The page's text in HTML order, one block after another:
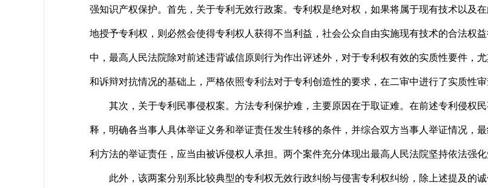
强知识产权保护。首先，关于专利无效行政案。专利权是绝对权，如果将属于现有技术以及
地授予专利权，则必然会使得专利权人获得不当利益，社会公众自由实施现有技术的合法权
中，最高人民法院除对前述违背诚信原则行为作出评述外，对于专利权有效的实质性要件，
和诉辩对抗情况的基础上，严格依照专利法对于专利创造性的要求，在二审中进行了实质性审
其次，关于专利民事侵权案。方法专利保护难，主要原因在于取证难。在前述专利侵权
释，明确各当事人具体举证义务和举证责任发生转移的条件，并综合双方当事人举证情况，
利方法的举证责任，应当由被诉侵权人承担。两个案件充分体现出最高人民法院坚持依法强化
此外，该两案分别系比较典型的专利权无效行政纠纷与侵害专利权纠纷，除上述提及的